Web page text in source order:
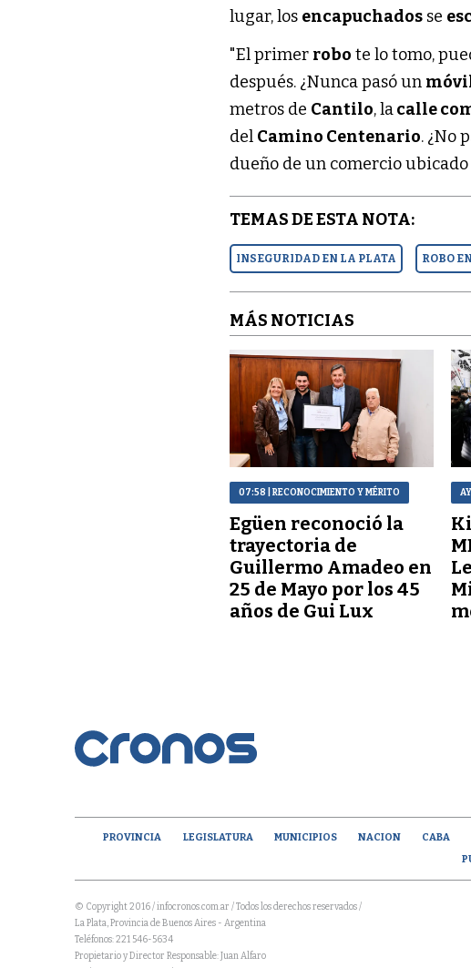
lugar, los encapuchados se
"El primer robo te lo tomo,
después. ¿Nunca pasó un
metros de Cantilo, lacalle
del Camino Centenario. ¿No
dueño de un comercio
TEMAS DE ESTA NOTA:
INSEGURIDAD EN LA PLATA ROBO
MÁS NOTICIAS
07:58 | RECONOCIMIENTO Y MÉRITO
Egüen reconoció la
trayectoria de
Guillermo Amadeo en
25 de Mayo por los 45
años de Gui Lux
PROVINCIA LEGISLATURA MUNICIPIOS NACION CABA
© Copyright 2016 / infocronos.com.ar / Todos los derechos reservados /
La Plata, Provincia de Buenos Aires - Argentina
Teléfonos: 221 546-5634
Propietario y Director Responsable: Juan Alfaro